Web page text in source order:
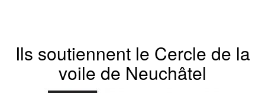
Ils soutiennent le Cercle de la
voile de Neuchâtel